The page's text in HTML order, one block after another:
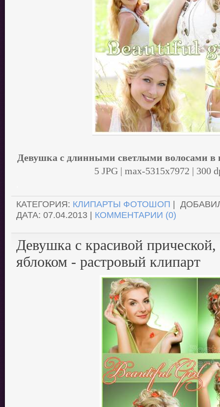
Девушка с длинными светлыми волосами в
5 JPG | max-5315x7972 | 300
КАТЕГОРИЯ: КЛИПАРТЫ ФОТОШОП |
ДАТА: 07.04.2013 | КОММЕНТАРИИ (0)
Девушка с красивой
яблоком - растровый клипарт